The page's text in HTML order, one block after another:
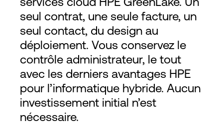
seul contrat, une seule facture, un
seul contact, du design au
déploiement. Vous conservez le
contrôle administrateur, le tout
avec les derniers avantages HPE
pour l’informatique hybride. Aucun
investissement initial n’est
nécessaire.